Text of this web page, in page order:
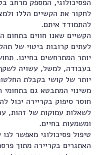
הפסיכולוגי, המספק מרחב
לחקור את הקשיים הללו
להתמודד איתם.
הקשיים שאנו חווים בתחום
לעתים קרובות ביטוי של
יותר המתרחשים בחיינו.
בעבודה, למשל, עשויה
יותר של קושי בקבלת
משינוי המתבטא גם בתחומי
חוסר סיפוק בקריירה יכול
לשאלות עמוקות של זהות,
ומשמעות בחיים.
טיפול פסיכולוגי מאפשר
האתגרים בקריירה מתוך